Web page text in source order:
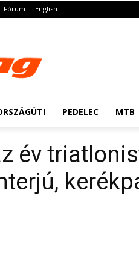
Fórum English
PEDELEC MTB
év